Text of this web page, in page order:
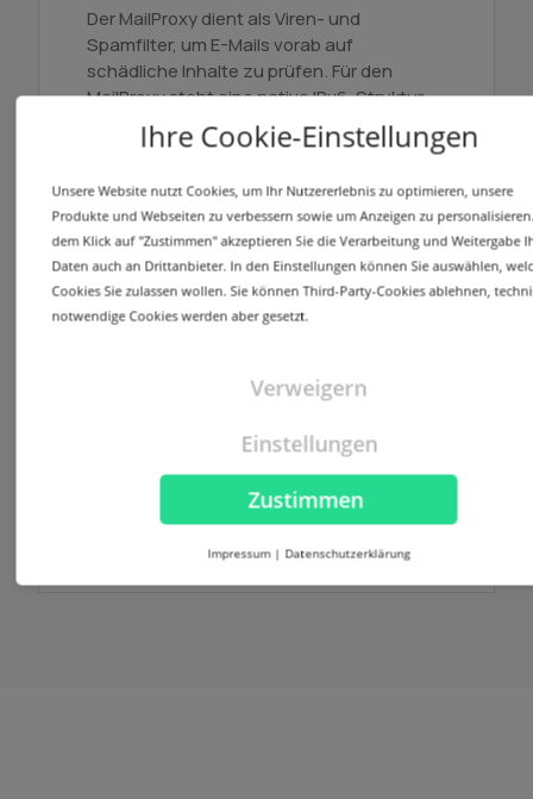
Der MailProxy dient als Viren- und
Spamfilter, um E-Mails vorab auf
schädliche Inhalte zu prüfen. Für den
MailProxy steht eine native IPv6-Struktur
zur Verfügung.
MailProxy nutzen
Der Redirector ermöglicht es, Domains,
Subdomains und E-Mail-Adressen auf
bestehende Domains, Subdomains oder E-
Mail-Adressen verlässlich weiterzuleiten.
Domains weiterleiten
Ihre Cookie-Einstellungen
Unsere Website nutzt Cookies, um Ihr Nutzererlebnis zu optimieren, unsere
Produkte und Webseiten zu verbessern sowie um Anzeigen zu
dem Klick auf "Zustimmen" akzeptieren Sie die Verarbeitung und Weitergabe
Daten auch an Drittanbieter. In den Einstellungen können Sie auswählen,
Cookies Sie zulassen wollen. Sie können Third-Party-Cookies ablehnen,
notwendige Cookies werden aber gesetzt.
Zustimmen
Verweigern
Einstellungen
Impressum | Datenschutzerklärung